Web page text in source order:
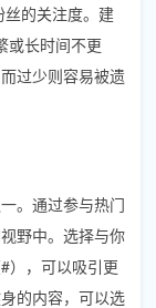
的关注度。建
或长时间不更
过少则容易被遗
。通过参与热门
野中。选择与你
），可以吸引更
的内容，可以选